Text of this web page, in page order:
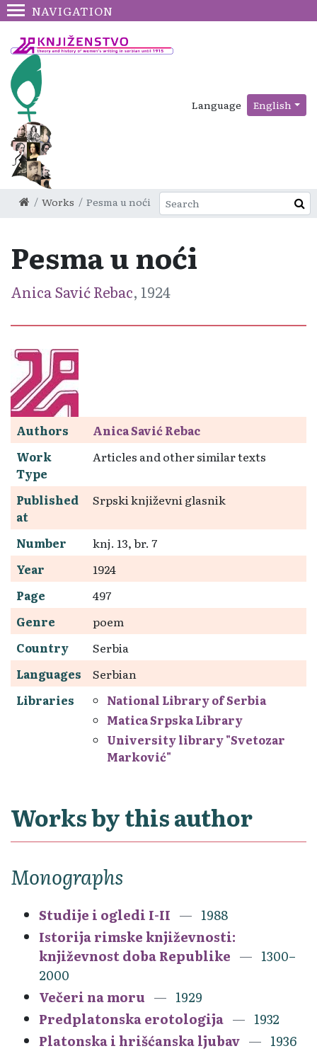
NAVIGATION
Language English
Works Pesma u noći
Pesma u noći
Anica Savić Rebac, 1924
Authors
Anica Savić Rebac
Work
Type
Articles and other similar texts
Published
at
Srpski književni glasnik
Number
knj. 13, br. 7
Year
1924
Page
497
Genre
poem
Country
Serbia
Languages
Serbian
Libraries
National Library of Serbia
Matica Srpska Library
University library "Svetozar
Marković"
Works by this author
Monographs
Studije i ogledi I-II
1988
Istorija rimske književnosti:
književnost doba Republike
1300–
2000
Večeri na moru
1929
Predplatonska erotologija
1932
Platonska i hrišćanska ljubav
1936